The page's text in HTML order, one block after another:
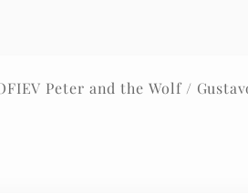
Peter and the Wolf /